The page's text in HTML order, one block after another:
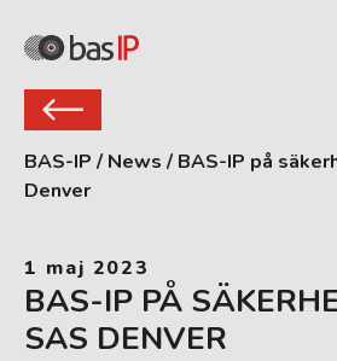
BAS-IP / News / BAS-IP på
Denver
1 maj 2023
BAS-IP PÅ
SAS DENVER